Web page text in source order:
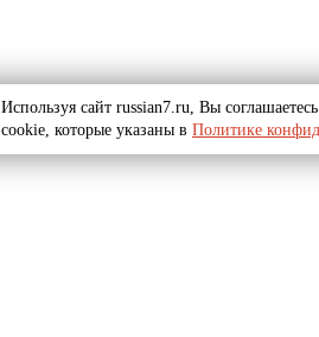
Используя сайт russian7.ru, Вы
cookie, которые указаны в Политике